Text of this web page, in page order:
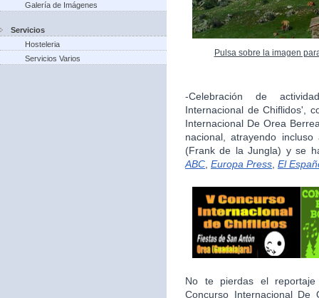
Galería de Imágenes
Servicios
Hosteleria
Servicios Varios
Pulsa sobre la imagen
-Celebración de
Internacional de Chiflidos',
Internacional De Orea
nacional, atrayendo
(Frank de la Jungla) y se
ABC, Europa Press, El
No te pierdas el
Concurso Internacional